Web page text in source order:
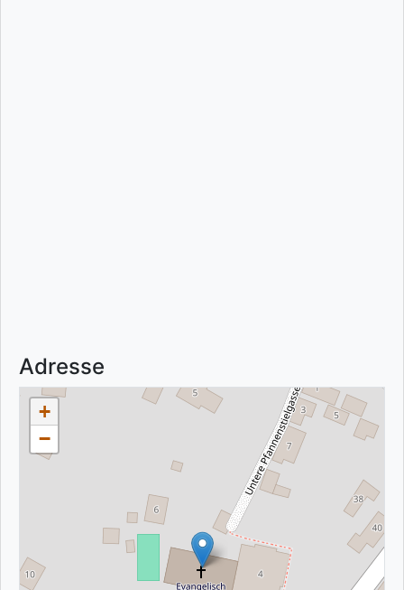
Adresse
+
−